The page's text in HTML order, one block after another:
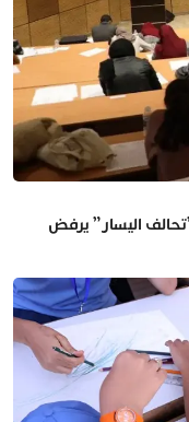
سنويا…”تحالف اليسار” يرفض